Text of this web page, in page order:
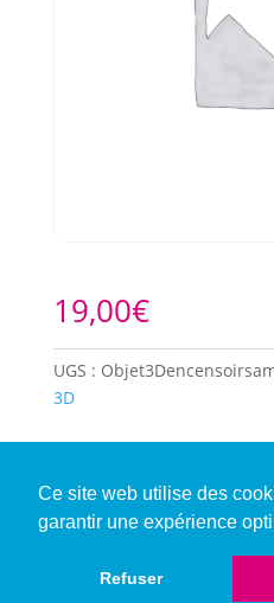
Ce site web utilise des
garantir une expérience
Refuser
19,00€
UGS :
3D
Description